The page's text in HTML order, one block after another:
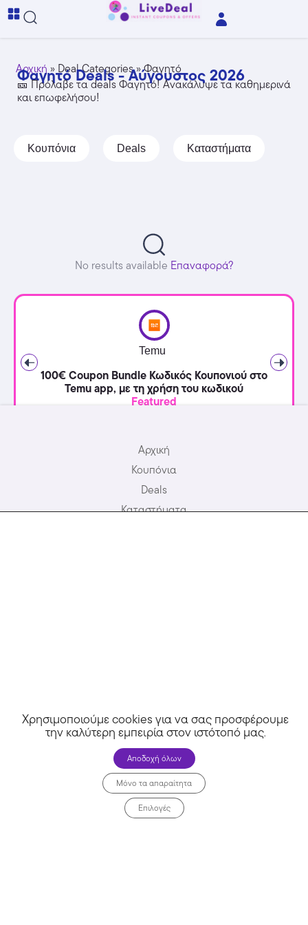
Αρχική » Deal Categories»Φαγητό
Φαγητό Deals - Αύγουστος 2026
🎫 Πρόλαβε τα deals Φαγητό! Ανακάλυψε τα καθημερινά
και επωφελήσου!
Κουπόνια Deals Καταστήματα
Temu
100€ Coupon Bundle Κωδικός Κουπονιού στο
Temu app, με τη χρήση του κωδικού
Featured
No results available Επαναφορά?
Αρχική
Κουπόνια
Deals
Καταστήματα
Συμφωνώ να λαμβάνω προσφορές μέσω email.
🚀 Πάρε προσφορές
Χρησιμοποιούμε cookies για να σας προσφέρουμε
την καλύτερη εμπειρία στον ιστότοπό μας.
Αποδοχή όλων
Μόνο τα απαραίτητα
Επιλογές